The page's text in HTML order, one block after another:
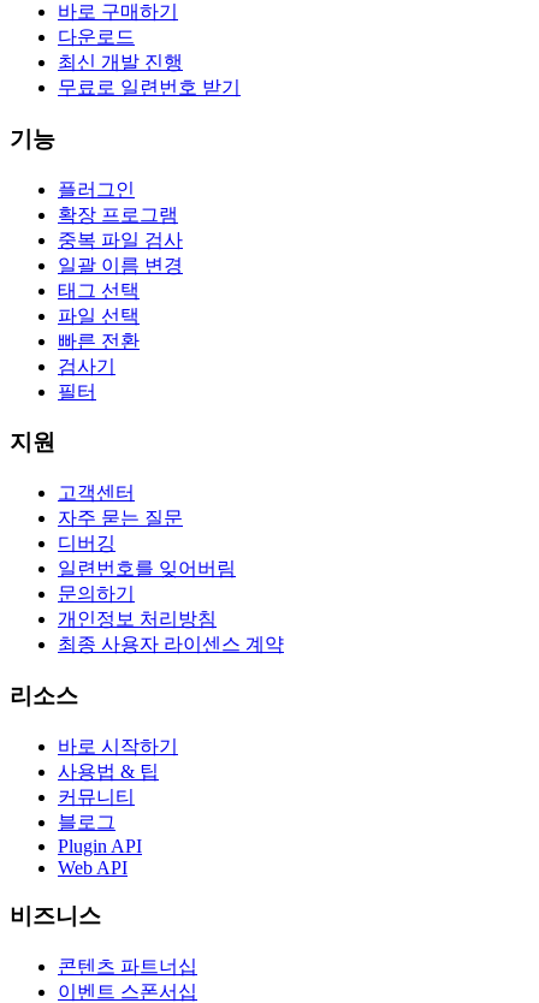
바로 구매하기
다운로드
최신 개발 진행
무료로 일련번호 받기
기능
플러그인
확장 프로그램
중복 파일 검사
일괄 이름 변경
태그 선택
파일 선택
빠른 전환
검사기
필터
지원
고객센터
자주 묻는 질문
디버깅
일련번호를 잊어버림
문의하기
개인정보 처리방침
최종 사용자 라이센스 계약
리소스
바로 시작하기
사용법 & 팁
커뮤니티
블로그
Plugin API
Web API
비즈니스
콘텐츠 파트너십
이벤트 스폰서십